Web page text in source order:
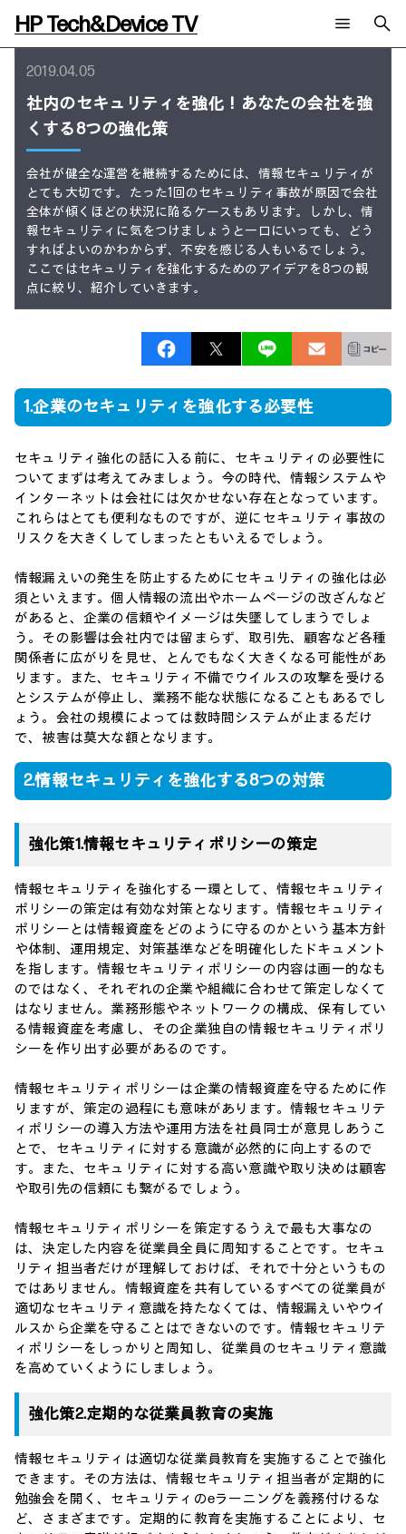
HP Tech&Device TV
新着コンテンツ
全てのコンテンツ
AIの進化と活用事例
製品トレンド & レビュー
サイバーセキュリティ
教育とテクノロジー
自治体・公共
ハイブリッドワーク
ワークステーション
イベントレポート
AI PC
AIワークステーション
Poly
WXP（DEXツール）
ご相談
メールニュース会員登録
日本HP 公式Webサイト
検索
2019.04.05
社内のセキュリティを強化！あなたの会社を強
くする8つの強化策
会社が健全な運営を継続するためには、情報セキュリティが
とても大切です。たった1回のセキュリティ事故が原因で会社
全体が傾くほどの状況に陥るケースもあります。しかし、情
報セキュリティに気をつけましょうと一口にいっても、どう
すればよいのかわからず、不安を感じる人もいるでしょう。
ここではセキュリティを強化するためのアイデアを8つの観
点に絞り、紹介していきます。
1.企業のセキュリティを強化する必要性
セキュリティ強化の話に入る前に、セキュリティの必要性に
ついてまずは考えてみましょう。今の時代、情報システムや
インターネットは会社には欠かせない存在となっています。
これらはとても便利なものですが、逆にセキュリティ事故の
リスクを大きくしてしまったともいえるでしょう。
情報漏えいの発生を防止するためにセキュリティの強化は必
須といえます。個人情報の流出やホームページの改ざんなど
があると、企業の信頼やイメージは失墜してしまうでしょ
う。その影響は会社内では留まらず、取引先、顧客など各種
関係者に広がりを見せ、とんでもなく大きくなる可能性があ
ります。また、セキュリティ不備でウイルスの攻撃を受ける
とシステムが停止し、業務不能な状態になることもあるでし
ょう。会社の規模によっては数時間システムが止まるだけ
で、被害は莫大な額となります。
2.情報セキュリティを強化する8つの対策
強化策1.情報セキュリティポリシーの策定
情報セキュリティを強化する一環として、情報セキュリティ
ポリシーの策定は有効な対策となります。情報セキュリティ
ポリシーとは情報資産をどのように守るのかという基本方針
や体制、運用規定、対策基準などを明確化したドキュメント
を指します。情報セキュリティポリシーの内容は画一的なも
のではなく、それぞれの企業や組織に合わせて策定しなくて
はなりません。業務形態やネットワークの構成、保有してい
る情報資産を考慮し、その企業独自の情報セキュリティポリ
シーを作り出す必要があるのです。
情報セキュリティポリシーは企業の情報資産を守るために作
りますが、策定の過程にも意味があります。情報セキュリテ
ィポリシーの導入方法や運用方法を社員同士が意見しあうこ
とで、セキュリティに対する意識が必然的に向上するので
す。また、セキュリティに対する高い意識や取り決めは顧客
や取引先の信頼にも繋がるでしょう。
情報セキュリティポリシーを策定するうえで最も大事なの
は、決定した内容を従業員全員に周知することです。セキュ
リティ担当者だけが理解しておけば、それで十分というもの
ではありません。情報資産を共有しているすべての従業員が
適切なセキュリティ意識を持たなくては、情報漏えいやウイ
ルスから企業を守ることはできないのです。情報セキュリテ
ィポリシーをしっかりと周知し、従業員のセキュリティ意識
を高めていくようにしましょう。
強化策2.定期的な従業員教育の実施
情報セキュリティは適切な従業員教育を実施することで強化
できます。その方法は、情報セキュリティ担当者が定期的に
勉強会を開く、セキュリティのeラーニングを義務付けるな
ど、さまざまです。定期的に教育を実施することにより、セ